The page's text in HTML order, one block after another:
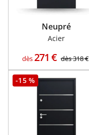
Neupré
Acier
dès271 € dès318€
-15 %